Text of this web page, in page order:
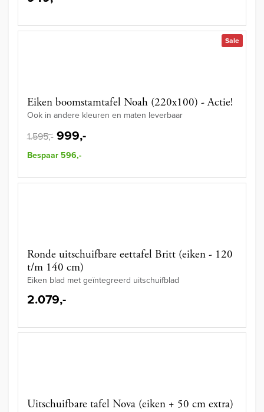
Sale
Eiken boomstamtafel Noah (220x100) - Actie!
Ook in andere kleuren en maten leverbaar
1.595,- 999,-
Bespaar 596,-
Ronde uitschuifbare eettafel Britt (eiken - 120
t/m 140 cm)
Eiken blad met geïntegreerd uitschuifblad
2.079,-
Uitschuifbare tafel Nova (eiken + 50 cm extra)